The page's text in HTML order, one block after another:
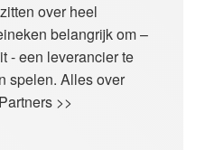
over heel
belangrijk om –
- een leverancier te
spelen. Alles over
>>